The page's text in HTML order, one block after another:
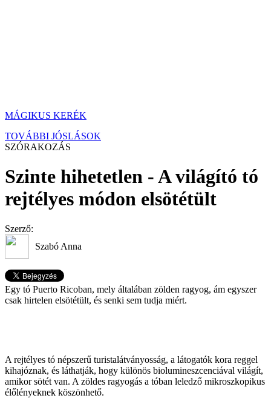
MÁGIKUS KERÉK
TOVÁBBI JÓSLÁSOK
SZÓRAKOZÁS
Szinte hihetetlen - A világító tó
rejtélyes módon elsötétült
Szerző:
Szabó Anna
Egy tó Puerto Ricoban, mely általában zölden ragyog, ám egyszer
csak hirtelen elsötétült, és senki sem tudja miért.
A rejtélyes tó népszerű turistalátványosság, a látogatók kora reggel
kihajóznak, és láthatják, hogy különös biolumineszcenciával világít,
amikor sötét van. A zöldes ragyogás a tóban leledző mikroszkopikus
élőlényeknek köszönhető.